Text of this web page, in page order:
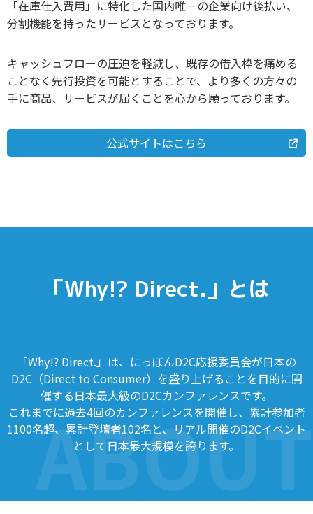
「在庫仕入費用」に特化した国内唯一の企業向け後払い、
分割機能を持ったサービスとなっております。
キャッシュフローの圧迫を軽減し、既存の借入枠を痛める
ことなく先行投資を可能とすることで、より多くの方々の
手に商品、サービスが届くことを心から願っております。
公式サイトはこちら
「Why!? Direct.」とは
「Why!? Direct.」は、にっぽんD2C応援委員会が日本の
D2C（Direct to Consumer）を盛り上げることを目的に開
催する日本最大級のD2Cカンファレンスです。
これまでに過去4回のカンファレンスを開催し、累計参加者
1100名超、累計登壇者102名と、 リアル開催のD2Cイベント
として日本最大規模を誇ります。